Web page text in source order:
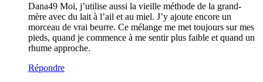
Dana49 Moi, j’utilise aussi la vieille méthode de la grand-
mère avec du lait à l’ail et au miel. J’y ajoute encore un
morceau de vrai beurre. Ce mélange me met toujours sur mes
pieds, quand je commence à me sentir plus faible et quand un
rhume approche.
Répondre